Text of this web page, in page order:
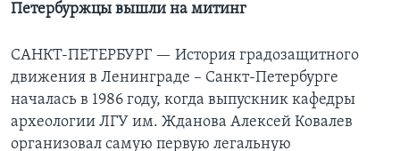
Петербуржцы вышли на митинг
САНКТ-ПЕТЕРБУРГ — История градозащитного
движения в Ленинграде – Санкт-Петербурге
началась в 1986 году, когда выпускник кафедры
археологии ЛГУ им. Жданова Алексей Ковалев
организовал самую первую легальную